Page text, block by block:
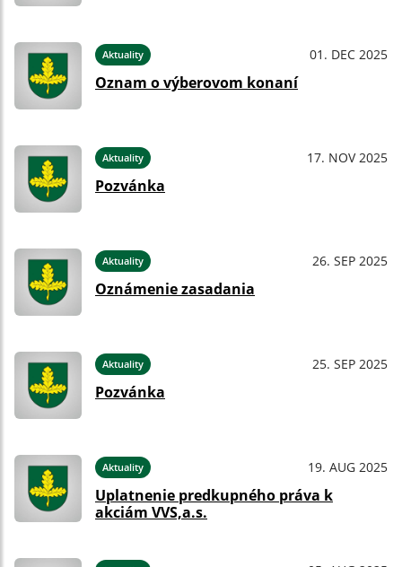
Aktuality 01. DEC 2025
Oznam o výberovom konaní
Aktuality 17. NOV 2025
Pozvánka
Aktuality 26. SEP 2025
Oznámenie zasadania
Aktuality 25. SEP 2025
Pozvánka
Aktuality 19. AUG 2025
Uplatnenie predkupného práva k
akciám VVS,a.s.